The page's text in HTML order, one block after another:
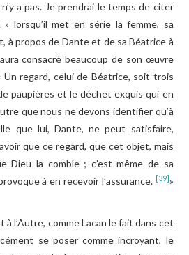
a pas. Je prendrai le temps de citer
» lorsqu’il met en série la femme, sa
à propos de Dante et de sa Béatrice à
consacré beaucoup de son œuvre
Un regard, celui de Béatrice, soit trois
paupières et le déchet exquis qui en
que nous ne devons identifier qu’à
que lui, Dante, ne peut satisfaire,
que ce regard, que cet objet, mais
Dieu la comble ; c’est même de sa
à en recevoir l’assurance. [39]»
comme Lacan le fait dans cet
se poser comme incroyant, le